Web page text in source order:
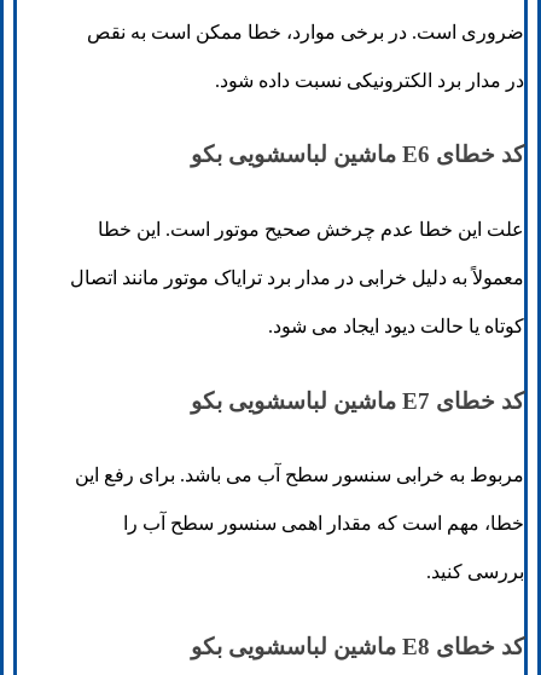
ضروری است. در برخی موارد، خطا ممکن است به نقص
در مدار برد الکترونیکی نسبت داده شود.
کد خطای E6 ماشین لباسشویی بکو
علت این خطا عدم چرخش صحیح موتور است. این خطا
معمولاً به دلیل خرابی در مدار برد ترایاک موتور مانند اتصال
کوتاه یا حالت دیود ایجاد می شود.
کد خطای E7 ماشین لباسشویی بکو
مربوط به خرابی سنسور سطح آب می باشد. برای رفع این
خطا، مهم است که مقدار اهمی سنسور سطح آب را
بررسی کنید.
کد خطای E8 ماشین لباسشویی بکو